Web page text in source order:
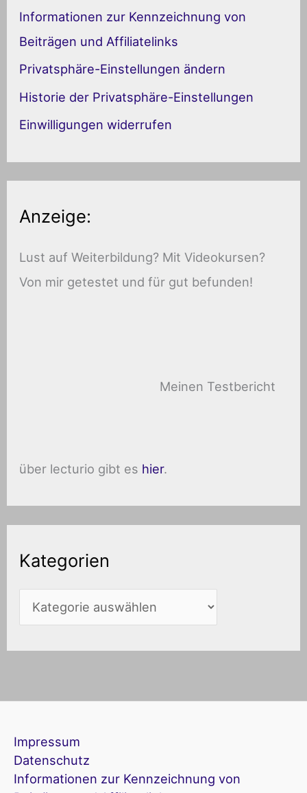
Informationen zur Kennzeichnung von
Beiträgen und Affiliatelinks
Privatsphäre-Einstellungen ändern
Historie der Privatsphäre-Einstellungen
Einwilligungen widerrufen
Anzeige:
Lust auf Weiterbildung? Mit Videokursen?
Von mir getestet und für gut befunden!
Meinen Testbericht
über lecturio gibt es hier.
Kategorien
e
n
Impressum
Datenschutz
Informationen zur Kennzeichnung von